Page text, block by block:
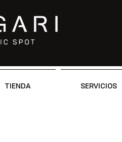
TIENDA SERVICIOS